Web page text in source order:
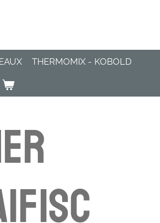
THERMOMIX - KOBOLD